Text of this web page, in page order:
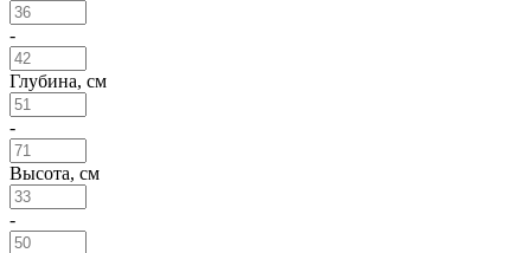
-
Глубина, см
-
Высота, см
-